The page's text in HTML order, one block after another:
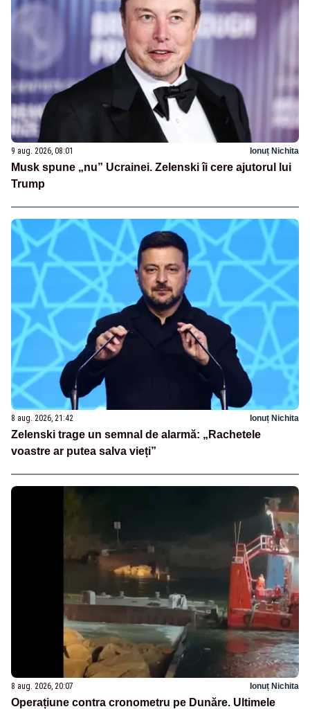
9 aug. 2026, 08:01 Ionuț Nichita
Musk spune „nu” Ucrainei. Zelenski îi cere ajutorul lui
Trump
8 aug. 2026, 21:42 Ionuț Nichita
Zelenski trage un semnal de alarmă: „Rachetele
voastre ar putea salva vieți”
8 aug. 2026, 20:07 Ionuț Nichita
Operațiune contra cronometru pe Dunăre. Ultimele